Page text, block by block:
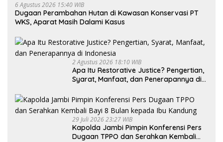
6 Agustus 2026 15:40 WIB
Dugaan Perambahan Hutan di Kawasan Konservasi PT
WKS, Aparat Masih Dalami Kasus
2 Agustus 2026 18:10 WIB
Apa Itu Restorative Justice? Pengertian,
Syarat, Manfaat, dan Penerapannya di
29 Juli 2026 23:27 WIB
Kapolda Jambi Pimpin Konferensi Pers
Dugaan TPPO dan Serahkan Kembali